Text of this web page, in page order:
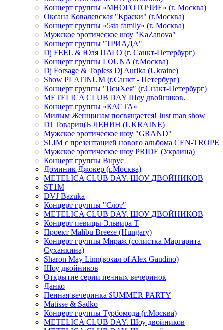
Концерт группы «МНОГОТОЧИЕ» (г. Москва)
Оксана Ковалевская "Краски" (г.Москва)
Концерт группы «5sta family» (г. Москва)
Мужское эротическое шоу "KaZanova"
Концерт группы "ТРИАДА"
Dj FEEL & Юля ПАГО (г. Санкт-Петербург)
Концерт группы LOUNA (г.Москва)
Dj Forsage & Topless Dj Aurika (Ukraine)
Show PLATINUM (г.Санкт - Петербург)
Концерт группы "ПсиХея" (г.Снакт-Петербург)
METELICA CLUB DAY Шоу двойников.
Концерт группы «КАСТА»
Милым Женщинам посвящается! Just man show
DJ ТоварищЪ ЛЕНИН (UKRAINE)
Мужское эротическое шоу "GRAND"
SLIM с презентацией нового альбома CEN-TROPE
Мужское эротическое шоу PRIDE (Украина)
Концерт группы Вирус
Доминик Джокер (г.Москва)
METELICA CLUB DAY. ШОУ ДВОЙНИКОВ
ST1M
DVJ Bazuka
Концерт группы "Слот"
METELICA CLUB DAY. ШОУ ДВОЙНИКОВ
Концерт певицы Эльвира Т
Проект Malibu Breeze (Hungary)
Концерт группы Мираж (солистка Маргарита
Суханкина)
Sharon May Linn(вокал of Alex Gaudino)
Шоу двойников
Открытие серии пенных вечеринок
Данко
Пенная вечеринка SUMMER PARTY
Matisse & Sadko
Концерт группы Турбомода (г.Москва)
METELICA CLUB DAY. Шоу двойников